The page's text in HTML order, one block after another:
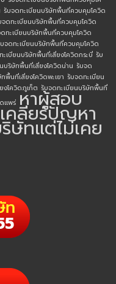
รับจดทะเบียนบริษัทพื้นที่ควบคุมโควิด
จดทะเบียนบริษัทพื้นที่ควบคุมโควิด
ดทะเบียนบริษัทพื้นที่ควบคุมโควิด
จดทะเบียนบริษัทพื้นที่ควบคุมโควิด
ะเบียนบริษัทพื้นที่เสี่ยงโควิดกระบี่ รับ
บริษัทพื้นที่เสี่ยงโควิดน่าน รับจด
พื้นที่เสี่ยงโควิดพะเยา รับจดทะเบียน
งโควิดภูเก็ต รับจดทะเบียนบริษัทพื้นที่
แพร่ หาผู้สอบ
เคลียร์ปัญหา
ษัทแต่ไม่เคย